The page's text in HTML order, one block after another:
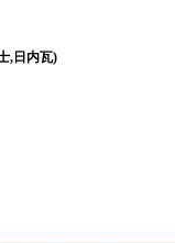
,日内瓦)